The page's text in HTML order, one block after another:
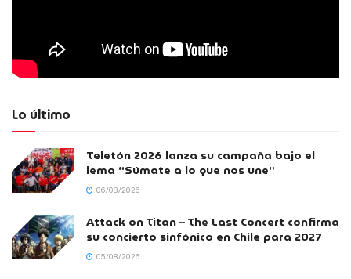
Lo último
Teletón 2026 lanza su campaña bajo el
lema “Súmate a lo que nos une”
06/08/2026
Attack on Titan – The Last Concert confirma
su concierto sinfónico en Chile para 2027
05/08/2026